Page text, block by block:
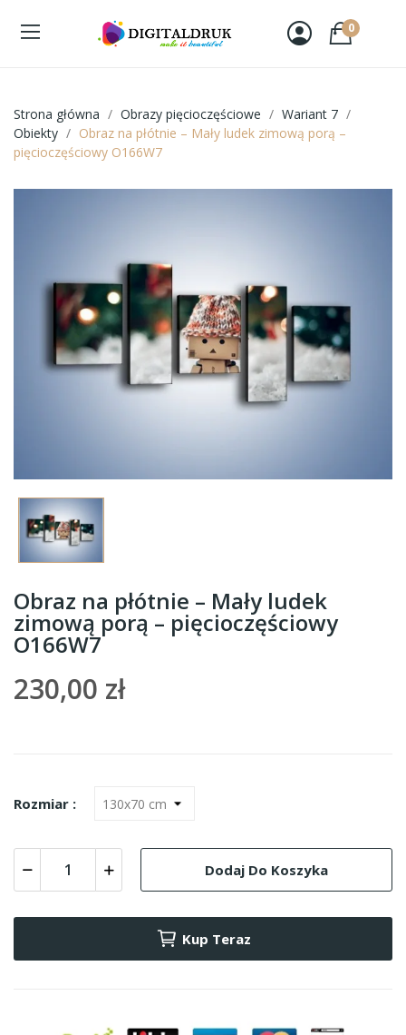
0
Strona główna Obrazy pięcioczęściowe
Wariant 7
Obiekty
Obraz na płótnie – Mały ludek zimową porą –
pięcioczęściowy O166W7
Obraz na płótnie – Mały ludek
zimową porą – pięcioczęściowy
O166W7
230,00 zł
Rozmiar :
Dodaj Do Koszyka
Kup Teraz